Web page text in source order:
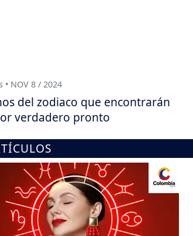
• NOV 8 / 2024
del zodiaco que encontrarán
verdadero pronto